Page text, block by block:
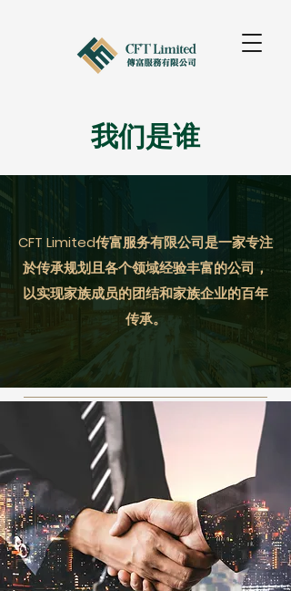
我们是谁
CFT Limited传富服务有限公司是一家专注
於传承规划且各个领域经验丰富的公司，
以实现家族成员的团结和家族企业的百年
传承。